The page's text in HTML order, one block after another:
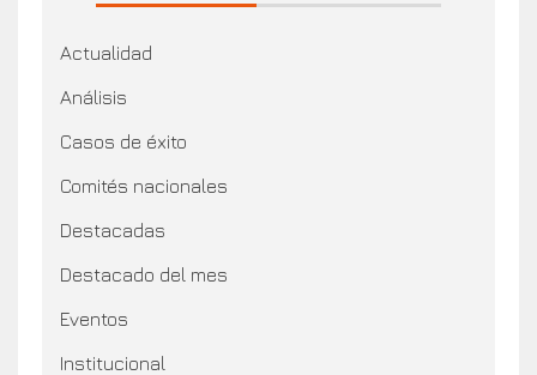
Actualidad
Análisis
Casos de éxito
Comités nacionales
Destacadas
Destacado del mes
Eventos
Institucional